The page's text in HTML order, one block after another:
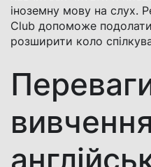
іноземну мову на слух.
Club допоможе
розширити коло
вивчення